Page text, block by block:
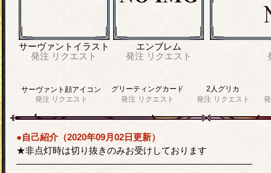
サーヴァントイラスト
発注 リクエスト
エンブレム
発注 リクエスト
サーヴァント顔アイコン
発注 リクエスト
グリーティングカード
発注 リクエスト
2人グリカ
発注 リクエスト
●自己紹介（2020年09月02日更新）
★非点灯時は切り抜きのみお受けしております
――――――――――――――――――――――――――